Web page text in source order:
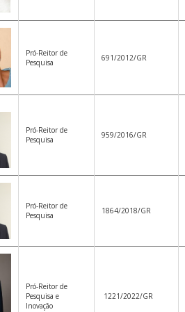
Pró-Reitor de
Pesquisa
691/2012/GR
Pró-Reitor de
Pesquisa
959/2016/GR
Pró-Reitor de
Pesquisa
1864/2018/GR
Pró-Reitor de
Pesquisa e
Inovação
1221/2022/GR